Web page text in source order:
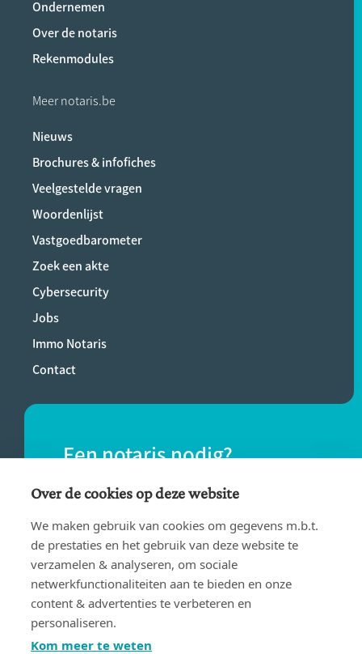
Ondernemen
Over de notaris
Rekenmodules
Meer notaris.be
Nieuws
Brochures & infofiches
Veelgestelde vragen
Woordenlijst
Vastgoedbarometer
Zoek een akte
Cybersecurity
Jobs
Immo Notaris
Contact
Een notaris nodig?
Vind eenvoudig een notaris bij jou in de
buurt.
VIND EEN NOTARIS
Over de cookies op deze website
We maken gebruik van cookies om gegevens m.b.t.
de prestaties en het gebruik van deze website te
verzamelen & analyseren, om sociale
netwerkfunctionaliteiten aan te bieden en onze
content & advertenties te verbeteren en
personaliseren.
Kom meer te weten